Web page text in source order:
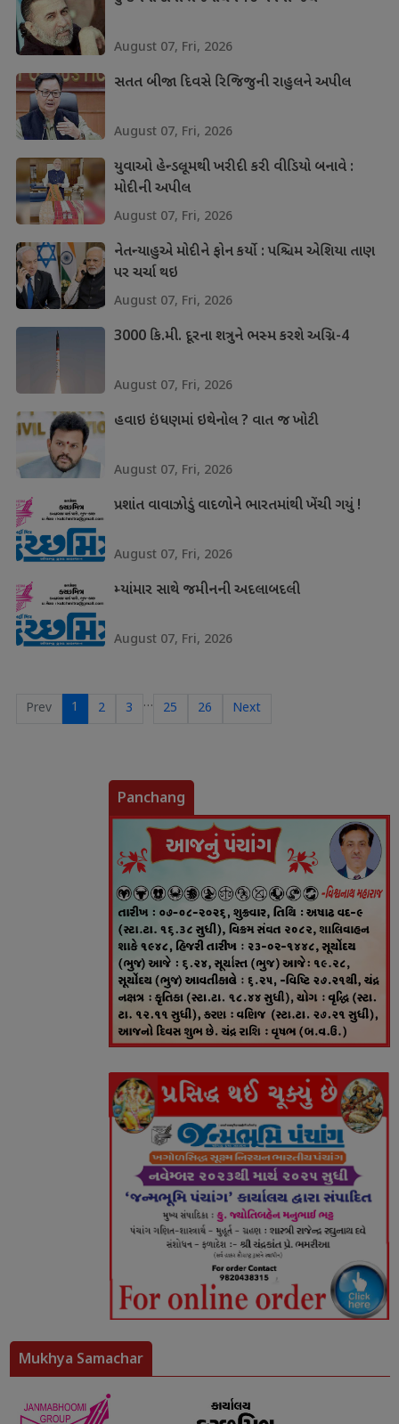
August 07, Fri, 2026
સતત બીજા દિવસે રિજિજુની રાહુલને અપીલ
August 07, Fri, 2026
યુવાઓ હેન્ડલૂમથી ખરીદી કરી વીડિયો બનાવે :
મોદીની અપીલ
August 07, Fri, 2026
નેતન્યાહુએ મોદીને ફોન કર્યો : પશ્ચિમ એશિયા તાણ
પર ચર્ચા થઇ
August 07, Fri, 2026
3000 કિ.મી. દૂરના શત્રુને ભસ્મ કરશે અગ્નિ-4
August 07, Fri, 2026
હવાઇ ઇંધણમાં ઇથેનોલ ? વાત જ ખોટી
August 07, Fri, 2026
પ્રશાંત વાવાઝોડું વાદળોને ભારતમાંથી ખેંચી ગયું !
August 07, Fri, 2026
મ્યાંમાર સાથે જમીનની અદલાબદલી
August 07, Fri, 2026
Prev 1 2 3 … 25 26 Next
Panchang
Mukhya Samachar